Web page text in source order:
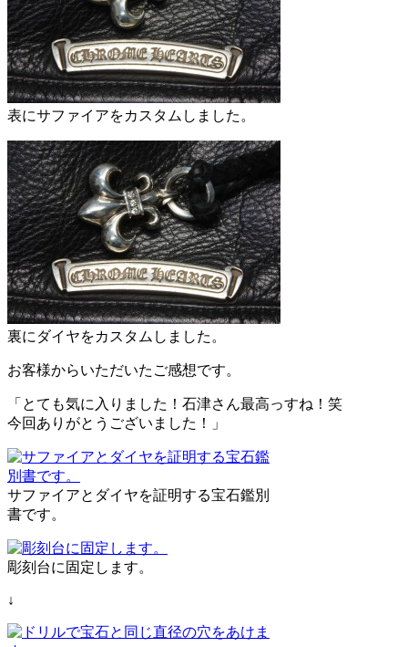
表にサファイアをカスタムしました。
裏にダイヤをカスタムしました。
お客様からいただいたご感想です。
「とても気に入りました！石津さん最高っすね！笑
今回ありがとうございました！」
サファイアとダイヤを証明する宝石鑑別
書です。
彫刻台に固定します。
↓